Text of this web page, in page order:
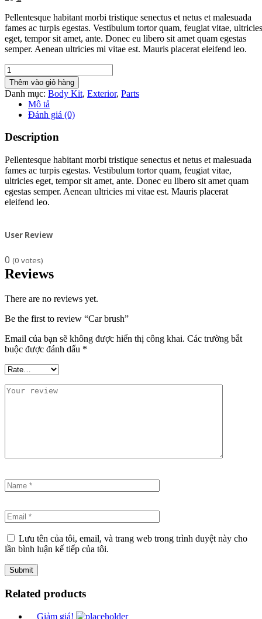
Pellentesque habitant morbi tristique senectus et netus et malesuada
fames ac turpis egestas. Vestibulum tortor quam, feugiat vitae, ultricies
eget, tempor sit amet, ante. Donec eu libero sit amet quam egestas
semper. Aenean ultricies mi vitae est. Mauris placerat eleifend leo.
Quantity
Thêm vào giỏ hàng
Danh mục: Body Kit, Exterior, Parts
Mô tả
Đánh giá (0)
Description
Pellentesque habitant morbi tristique senectus et netus et malesuada
fames ac turpis egestas. Vestibulum tortor quam, feugiat vitae,
ultricies eget, tempor sit amet, ante. Donec eu libero sit amet quam
egestas semper. Aenean ultricies mi vitae est. Mauris placerat
eleifend leo.
User Review
0 (0 votes)
Reviews
There are no reviews yet.
Be the first to review “Car brush”
Email của bạn sẽ không được hiển thị công khai. Các trường bắt
buộc được đánh dấu *
Lưu tên của tôi, email, và trang web trong trình duyệt này cho
lần bình luận kế tiếp của tôi.
Related products
Giảm giá!